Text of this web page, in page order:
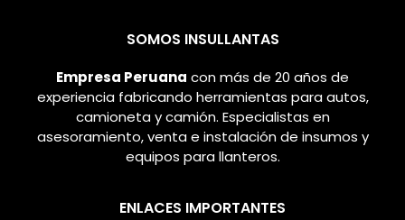
SOMOS INSULLANTAS
Empresa Peruana con más de 20 años de
experiencia fabricando herramientas para autos,
camioneta y camión. Especialistas en
asesoramiento, venta e instalación de insumos y
equipos para llanteros.
ENLACES IMPORTANTES